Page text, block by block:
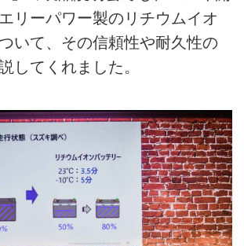
リーパワー製のリチウムイオ
いて、その信頼性や耐久性の
してくれました。